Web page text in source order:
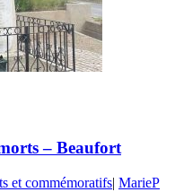
– Beaufort
et commémoratifs| MarieP